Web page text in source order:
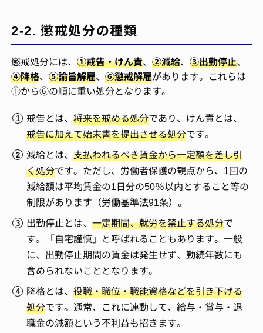
2-2. 懲戒処分の種類
懲戒処分には、①戒告・けん責、②減給、③出勤停止、
④降格、⑤諭旨解雇、⑥懲戒解雇があります。これらは
①から⑥の順に重い処分となります。
戒告とは、将来を戒める処分であり、けん責とは、
戒告に加えて始末書を提出させる処分です。
減給とは、支払われるべき賃金から一定額を差し引
く処分です。ただし、労働者保護の観点から、1回の
減給額は平均賃金の1日分の50％以内とすること等の
制限があります（労働基準法91条）。
出勤停止とは、一定期間、就労を禁止する処分で
す。「自宅謹慎」と呼ばれることもあります。一般
に、出勤停止期間の賃金は発生せず、勤続年数にも
含められないこととなります。
降格とは、役職・職位・職能資格などを引き下げる
処分です。通常、これに連動して、給与・賞与・退
職金の減額という不利益も招きます。